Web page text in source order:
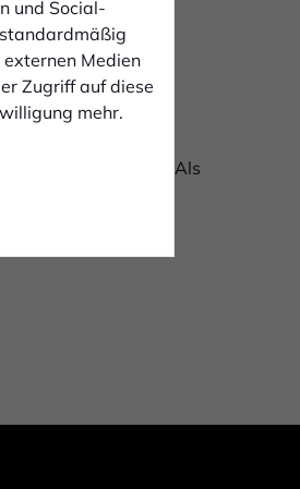
und Social-
Medien
Zugriff auf diese
mehr.
Ort.
Meter
und BannerAls